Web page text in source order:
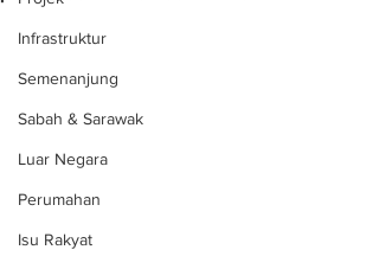
Infrastruktur
Semenanjung
Sabah & Sarawak
Luar Negara
Perumahan
Isu Rakyat